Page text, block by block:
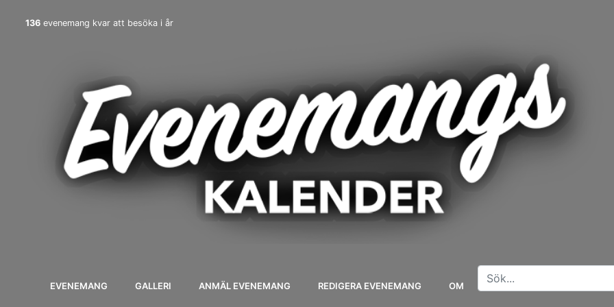
136 evenemang kvar att besöka i år
EVENEMANG GALLERI ANMÄL EVENEMANG REDIGERA EVENEMANG OM